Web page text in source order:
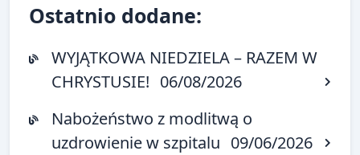
Ostatnio dodane:
WYJĄTKOWA NIEDZIELA – RAZEM W
CHRYSTUSIE! 06/08/2026
Nabożeństwo z modlitwą o
uzdrowienie w szpitalu 09/06/2026